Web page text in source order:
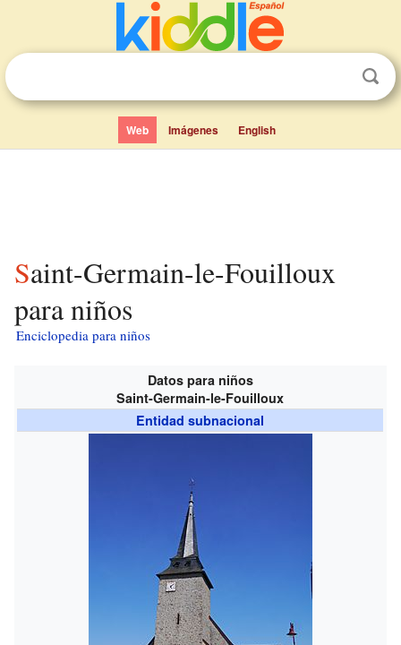
Web Imágenes English
Saint-Germain-le-Fouilloux
para niños
Enciclopedia para niños
Datos para niños
Saint-Germain-le-Fouilloux
Entidad subnacional